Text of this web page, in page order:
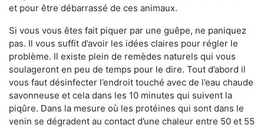
et pour être débarrassé de ces animaux.
Si vous vous êtes fait piquer par une guêpe, ne paniquez
pas. Il vous suffit d’avoir les idées claires pour régler le
problème. Il existe plein de remèdes naturels qui vous
soulageront en peu de temps pour le dire. Tout d’abord il
vous faut désinfecter l’endroit touché avec de l’eau chaude
savonneuse et cela dans les 10 minutes qui suivent la
piqûre. Dans la mesure où les protéines qui sont dans le
venin se dégradent au contact d’une chaleur entre 50 et 55